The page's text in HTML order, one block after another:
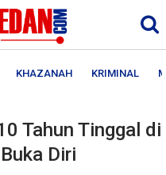
KHAZANAH KRIMINAL
Tahun Tinggal di
Diri